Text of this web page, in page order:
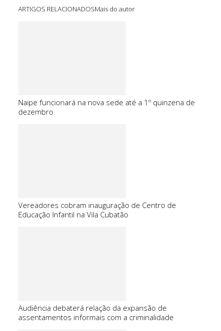
ARTIGOS RELACIONADOSMais do autor
Naipe funcionará na nova sede até a 1º quinzena de
dezembro
Vereadores cobram inauguração de Centro de
Educação Infantil na Vila Cubatão
Audiência debaterá relação da expansão de
assentamentos informais com a criminalidade